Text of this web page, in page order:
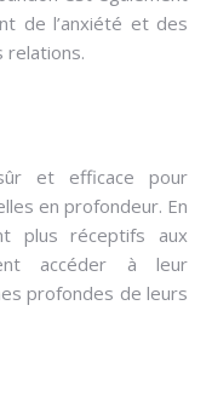
de l’anxiété et des
relations.
et efficace pour
en profondeur. En
plus réceptifs aux
accéder à leur
profondes de leurs